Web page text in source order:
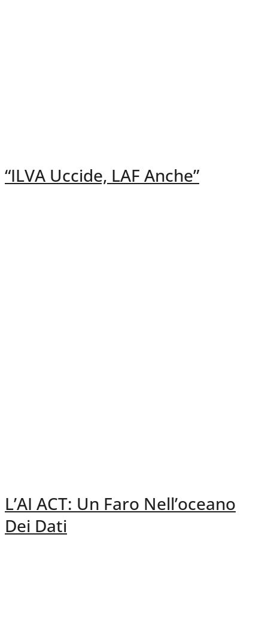
“ILVA Uccide, LAF Anche”
L’AI ACT: Un Faro Nell’oceano
Dei Dati